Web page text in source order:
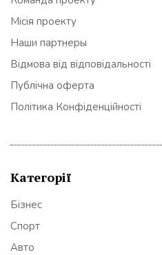
Місія проекту
Наши партнеры
Відмова від відповідальності
Публічна оферта
Політика Конфіденційності
Категорії
Бізнес
Спорт
Авто